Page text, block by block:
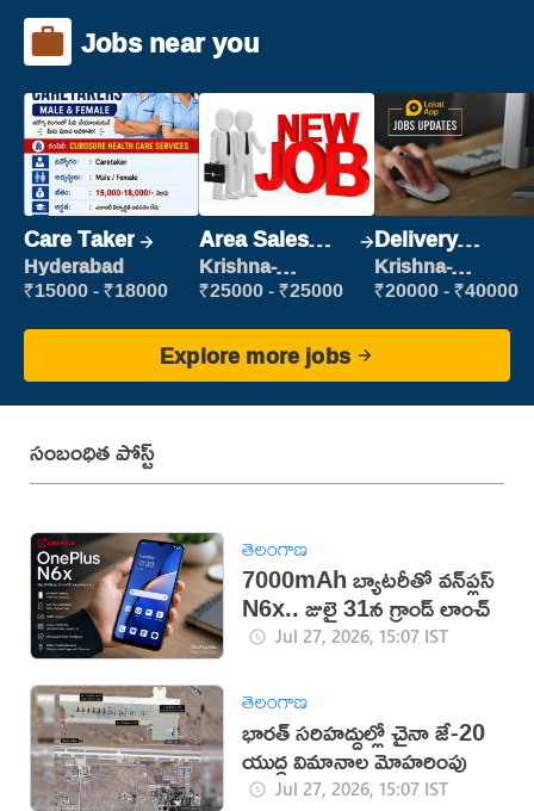
Jobs near you
Care Taker
Hyderabad
₹15000 - ₹18000
Area Sales
Manager (Field
Sales)
Krishna-
vijayawada
₹25000 - ₹25000
Delivery
Executive
Krishna-
vijayawada
₹20000 - ₹40000
Explore more jobs
సంబంధిత పోస్ట్
తెలంగాణ
7000mAh బ్యాటరీతో వన్‌ప్లస్
N6x.. జులై 31న గ్రాండ్ లాంచ్
Jul 27, 2026, 15:07 IST
తెలంగాణ
భారత్ సరిహద్దుల్లో చైనా జే-20
యుద్ధ విమానాల మోహరింపు
Jul 27, 2026, 15:07 IST